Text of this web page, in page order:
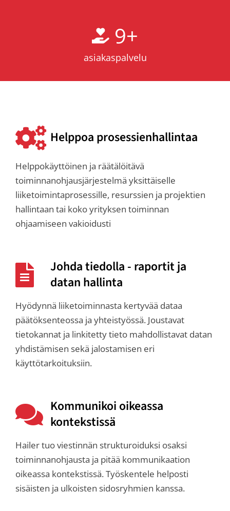
9+
asiakaspalvelu
Helppoa prosessienhallintaa
Helppokäyttöinen ja räätälöitävä
toiminnanohjausjärjestelmä yksittäiselle
liiketoimintaprosessille, resurssien ja projektien
hallintaan tai koko yrityksen toiminnan
ohjaamiseen vakioidusti
Johda tiedolla - raportit ja
datan hallinta
Hyödynnä liiketoiminnasta kertyvää dataa
päätöksenteossa ja yhteistyössä. Joustavat
tietokannat ja linkitetty tieto mahdollistavat datan
yhdistämisen sekä jalostamisen eri
käyttötarkoituksiin.
Kommunikoi oikeassa
kontekstissä
Hailer tuo viestinnän strukturoiduksi osaksi
toiminnanohjausta ja pitää kommunikaation
oikeassa kontekstissä. Työskentele helposti
sisäisten ja ulkoisten sidosryhmien kanssa.